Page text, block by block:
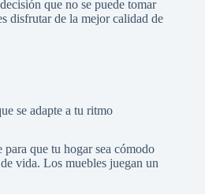
que no se puede tomar
disfrutar de la mejor calidad de
se adapte a tu ritmo
que tu hogar sea cómodo
vida. Los muebles juegan un